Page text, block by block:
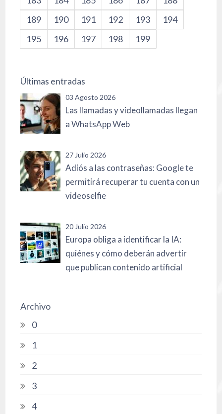
189
190 191 192 193
194
195
196 197 198 199
Últimas entradas
03 Agosto 2026
Las llamadas y videollamadas llegan
a WhatsApp Web
27 Julio 2026
Adiós a las contraseñas: Google te
permitirá recuperar tu cuenta con un
videoselfie
20 Julio 2026
Europa obliga a identificar la IA:
quiénes y cómo deberán advertir
que publican contenido artificial
Archivo
0
1
2
3
4